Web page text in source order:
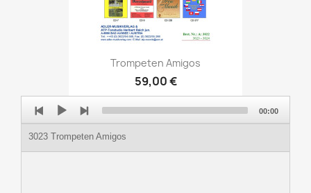
Trompeten Amigos
59,00 €
Player
3023 Trompeten Amigos
00:00